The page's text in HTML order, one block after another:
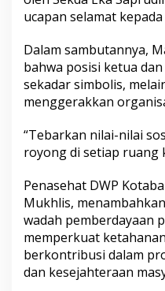
n
y
a
ucapan selamat
Dalam sambutannya,
bahwa posisi ketua
sekadar simbolis,
menggerakkan
“Tebarkan nilai-nilai
royong di setiap ruang
Penasehat DWP
Mukhlis,
wadah pemberdayaan
memperkuat
berkontribusi dalam
dan kesejahteraan